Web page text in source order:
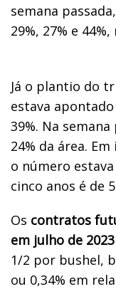
semana
29%, 27% e
Já o plantio do
estava
39%. Na
24% da área.
o número
cinco anos é de
Os contratos
em julho de 2023
1/2 por bushel,
ou 0,34% em